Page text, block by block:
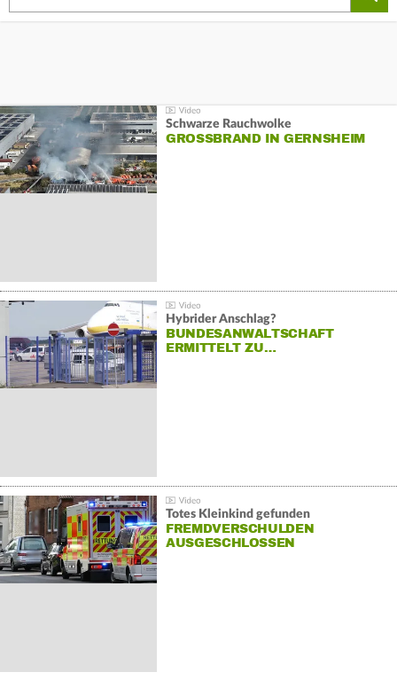
Schwarze Rauchwolke
GROSSBRAND IN GERNSHEIM
Hybrider Anschlag?
BUNDESANWALTSCHAFT
ERMITTELT ZU…
Totes Kleinkind gefunden
FREMDVERSCHULDEN
AUSGESCHLOSSEN